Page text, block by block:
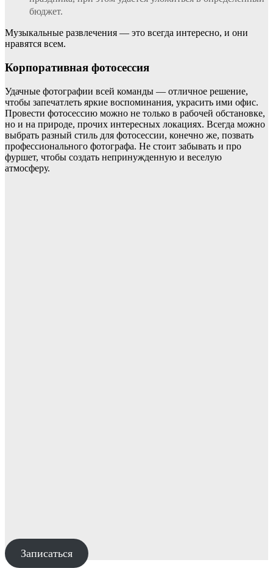
бюджет.
Музыкальные развлечения — это всегда интересно, и они
нравятся всем.
Корпоративная фотосессия
Удачные фотографии всей команды — отличное решение,
чтобы запечатлеть яркие воспоминания, украсить ими офис.
Провести фотосессию можно не только в рабочей обстановке,
но и на природе, прочих интересных локациях. Всегда можно
выбрать разный стиль для фотосессии, конечно же, позвать
профессионального фотографа. Не стоит забывать и про
фуршет, чтобы создать непринужденную и веселую
атмосферу.
Записаться